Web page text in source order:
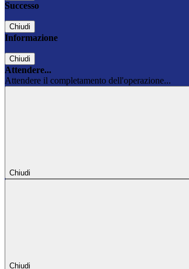
Successo
Chiudi
Informazione
Chiudi
Attendere...
Attendere il completamento dell'operazione...
Chiudi
Chiudi